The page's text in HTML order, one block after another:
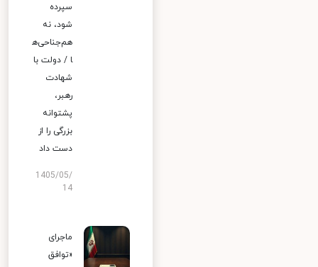
سپرده
شود، نه
هم‌جناحی‌ه
ا / دولت با
شهادت
رهبر،
پشتوانه
بزرگی را از
دست داد
1405/05/
14
ماجرای
«توافق